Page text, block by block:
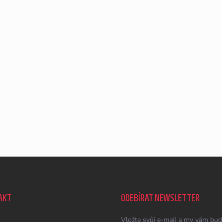
ODEBÍRAT NEWSLETTER
Vložte svůj e-mail a my vám